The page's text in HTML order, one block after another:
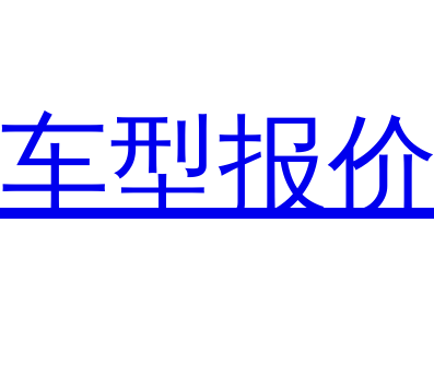
车型报价